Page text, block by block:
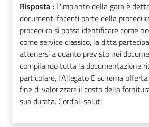
Risposta : L'impianto della gara è
documenti facenti parte della
procedura si possa identificare come
come service classico, la ditta
attenersi a quanto previsto nei
compilando tutta la documentazione
particolare, l'Allegato E schema
fine di valorizzare il costo della
sua durata. Cordiali saluti